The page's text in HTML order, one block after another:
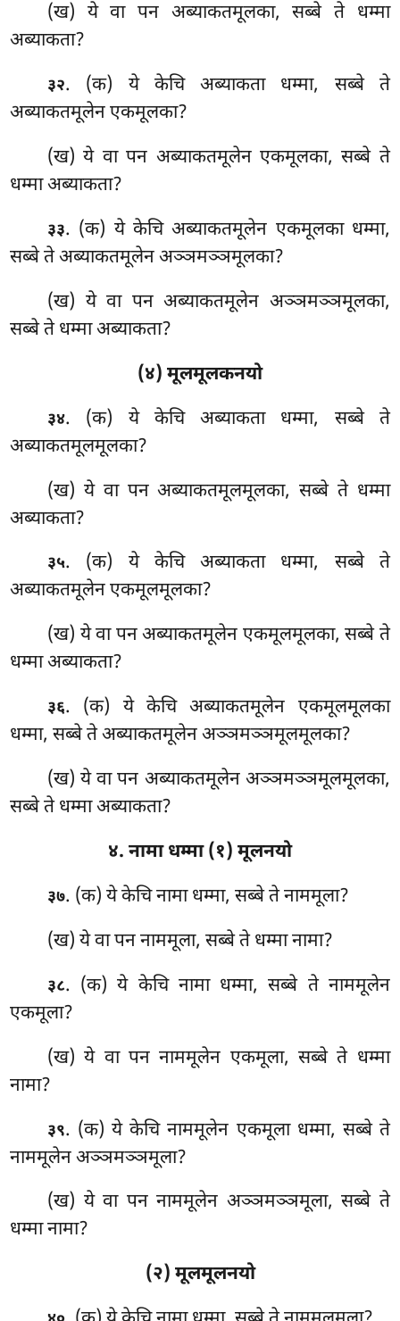
(ख) ये वा पन अब्याकतमूलका, सब्बे ते धम्मा
अब्याकता?
३२. (क) ये केचि अब्याकता धम्मा, सब्बे ते
अब्याकतमूलेन एकमूलका?
(ख) ये वा पन अब्याकतमूलेन एकमूलका, सब्बे ते
धम्मा अब्याकता?
३३. (क) ये केचि अब्याकतमूलेन एकमूलका धम्मा,
सब्बे ते अब्याकतमूलेन अञ्ञमञ्ञमूलका?
(ख) ये वा पन अब्याकतमूलेन अञ्ञमञ्ञमूलका,
सब्बे ते धम्मा अब्याकता?
(४) मूलमूलकनयो
३४. (क) ये केचि अब्याकता धम्मा, सब्बे ते
अब्याकतमूलमूलका?
(ख) ये वा पन अब्याकतमूलमूलका, सब्बे ते धम्मा
अब्याकता?
३५. (क) ये केचि अब्याकता धम्मा, सब्बे ते
अब्याकतमूलेन एकमूलमूलका?
(ख) ये वा पन अब्याकतमूलेन एकमूलमूलका, सब्बे ते
धम्मा अब्याकता?
३६. (क) येकेचि अब्याकतमूलेन एकमूलमूलका
धम्मा, सब्बे ते अब्याकतमूलेन अञ्ञमञ्ञमूलमूलका?
(ख) ये वा पन अब्याकतमूलेन अञ्ञमञ्ञमूलमूलका,
सब्बे ते धम्मा अब्याकता?
४. नामा धम्मा (१) मूलनयो
३७. (क) येकेचि नामा धम्मा, सब्बे ते नाममूला?
(ख) ये वा पन नाममूला, सब्बे ते धम्मा नामा?
३८. (क) ये केचि नामा धम्मा, सब्बे ते नाममूलेन
एकमूला?
(ख) ये वा पन नाममूलेन एकमूला, सब्बे ते धम्मा
नामा?
३९. (क) ये केचि नाममूलेन एकमूला धम्मा, सब्बे ते
नाममूलेन अञ्ञमञ्ञमूला?
(ख) ये वा पन नाममूलेन अञ्ञमञ्ञमूला, सब्बे ते
धम्मा नामा?
(२) मूलमूलनयो